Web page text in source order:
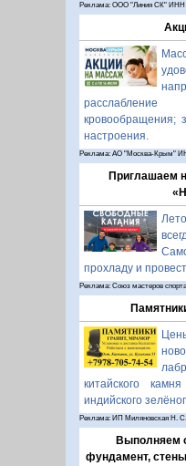
Реклама: ООО "Линия СК" ИНН
кровообращения;
настроения.
Реклама: АО "Москва-Крым"
Приглашаем
прохладу и
Реклама: Союз мастеров
китайского
индийского
Реклама: ИП Миляновская Н.
Выполняем
фундамент,